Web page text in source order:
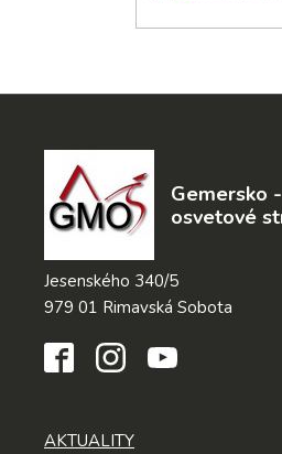
Gemersko
osvetové
Jesenského 340/5
979 01 Rimavská Sobota
AKTUALITY